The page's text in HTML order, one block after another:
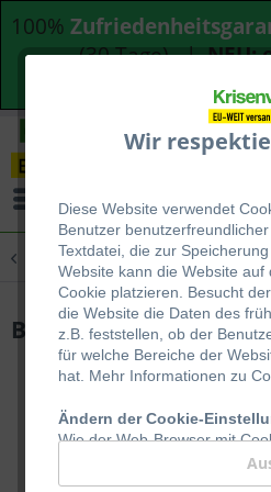
100%
(30 Tage) |NEU:
Menü
Wir
Diese Website verwendet
Benutzer be
Textdatei, die zur
Website kann die Website
Cookie platzieren. Besucht
die Website die Daten des
z.B. feststellen, ob der
für welche Bereiche der
hat. Mehr Informationen zu
Ändern der Cookie-
Wie der Web-Browser mit
oder abgelehnt werden,
Browsers festlegen. Wo
Übersicht Blackout &
BioLite Campstove 2